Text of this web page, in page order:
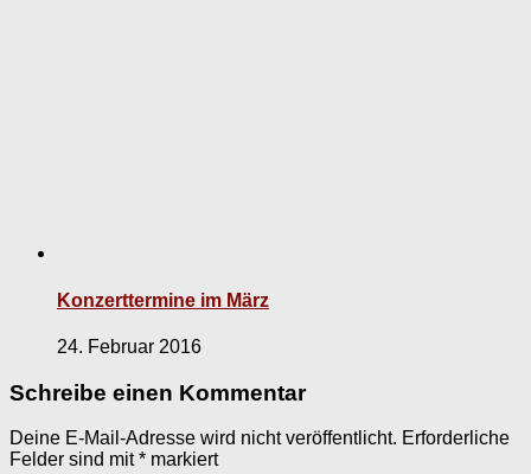
Konzerttermine im März
24. Februar 2016
Schreibe einen Kommentar
Deine E-Mail-Adresse wird nicht veröffentlicht. Erforderliche
Felder sind mit* markiert